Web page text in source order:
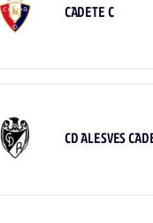
CADETE C
CD ALESVES